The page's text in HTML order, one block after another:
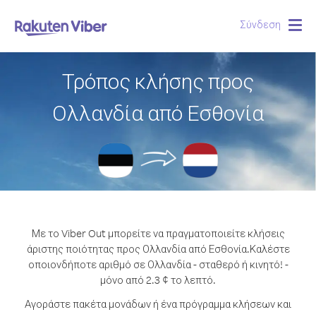
Σύνδεση
Τρόπος κλήσης προς
Ολλανδία από Εσθονία
Με το Viber Out μπορείτε να πραγματοποιείτε κλήσεις
άριστης ποιότητας προς Ολλανδία από Εσθονία.Καλέστε
οποιονδήποτε αριθμό σε Ολλανδία - σταθερό ή κινητό! -
μόνο από 2.3 ¢ το λεπτό.
Αγοράστε πακέτα μονάδων ή ένα πρόγραμμα κλήσεων και